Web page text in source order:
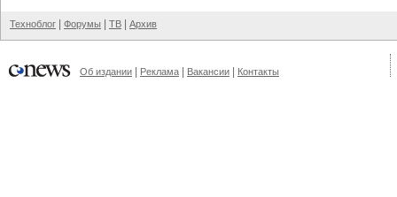
Техноблог Форумы ТВ Архив
Об издании Реклама Вакансии Контакты